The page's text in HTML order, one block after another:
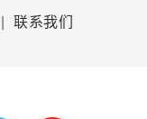
联系我们